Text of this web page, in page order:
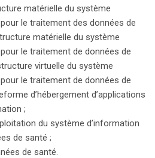
matérielle du système
le traitement des données de
matérielle du système
le traitement de données de
virtuelle du système
le traitement de données de
d’hébergement d’applications
;
du système d’information
de santé ;
de santé.